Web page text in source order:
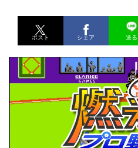
ポスト シェア 送る